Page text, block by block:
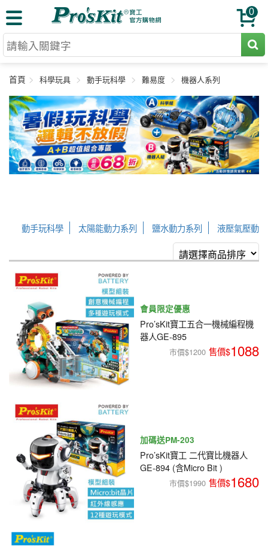
0
壓著鉗
網路壓著鉗
扳手工具
起子工具
手鉗工具
精密鑷子
綜合工具
高壓絕緣
工具組
電焊烙鐵
周邊配件
烙鐵頭
光纖系列
三用電錶
各式鉤錶
驗電筆
A+B 組合
高階挑戰款
課程教材
機器人系列
小賽車系列
多合一系列
售後服務
聯絡客服
技術諮詢
舊換新方案
新品上市
工具組合
居家修繕
首頁 科學玩具 動手玩科學 難易度 機器人系列
動手玩科學 太陽能動力系列 鹽水動力系列
液壓氣壓動
陀螺儀系列
發條
彈簧系列
風力動力系列 機械齒輪系列 會員專屬
會員限定優惠
Pro’sKit寶工五合一機械編程機
器人GE-895
市價$1200 1088
加碼送PM-203
Pro’sKit寶工 二代寶比機器人
GE-894 (含Micro Bit )
市價$1990 1680